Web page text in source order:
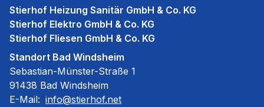
Stierhof Heizung Sanitär GmbH & Co. KG
Stierhof Elektro GmbH & Co. KG
Stierhof Fliesen GmbH & Co. KG
Standort Bad Windsheim
Sebastian-Münster-Straße 1
91438 Bad Windsheim
E-Mail: info@stierhof.net